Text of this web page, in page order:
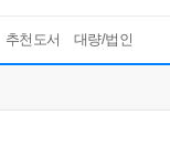
추천도서 대량/법인